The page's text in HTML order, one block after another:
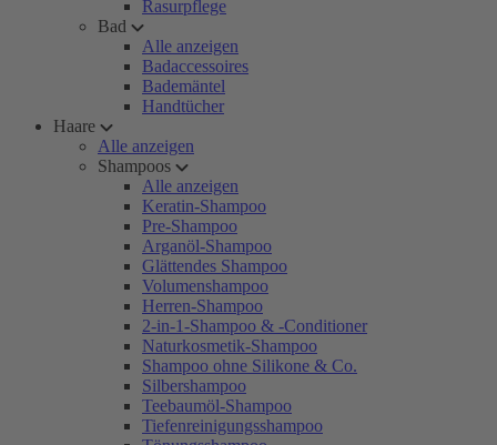
Rasurpflege
Bad
Alle anzeigen
Badaccessoires
Bademäntel
Handtücher
Haare
Alle anzeigen
Shampoos
Alle anzeigen
Keratin-Shampoo
Pre-Shampoo
Arganöl-Shampoo
Glättendes Shampoo
Volumenshampoo
Herren-Shampoo
2-in-1-Shampoo & -Conditioner
Naturkosmetik-Shampoo
Shampoo ohne Silikone & Co.
Silbershampoo
Teebaumöl-Shampoo
Tiefenreinigungsshampoo